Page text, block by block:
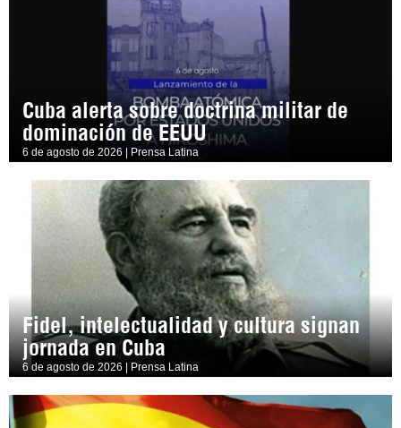
Cuba alerta sobre doctrina militar de
dominación de EEUU
6 de agosto de 2026 | Prensa Latina
Fidel, intelectualidad y cultura signan
jornada en Cuba
6 de agosto de 2026 | Prensa Latina